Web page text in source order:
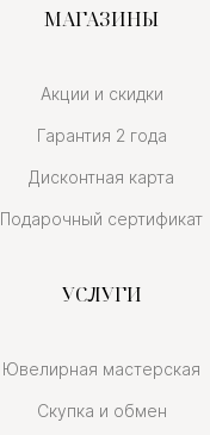
МАГАЗИНЫ
Акции и скидки
Гарантия 2 года
Дисконтная карта
Подарочный сертификат
УСЛУГИ
Ювелирная мастерская
Скупка и обмен